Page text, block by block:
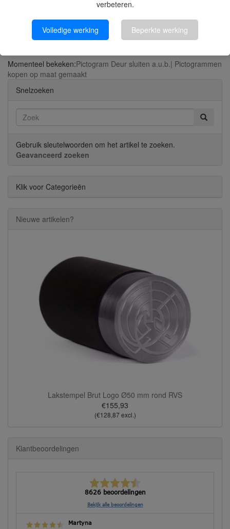
verbeteren.
Volledige werking Beperkte werking
Hier Melden
Momenteel bekeken:Pictogram Deur sluiten a.u.b.| Pictogrammen
kopen op maat gemaakt
Snelzoeken
Gebruik sleutelwoorden om het artikel te zoeken.
Geavanceerd zoeken
Klik voor Categorieën
Nieuwe artikelen?
Lakstempel Brut Logo Ø50 mm rond RVS
€155,93
(€128,87 excl.)
Klantbeoordelingen
8626 beoordelingen
Bekijk alle beoordelingen
Martyna